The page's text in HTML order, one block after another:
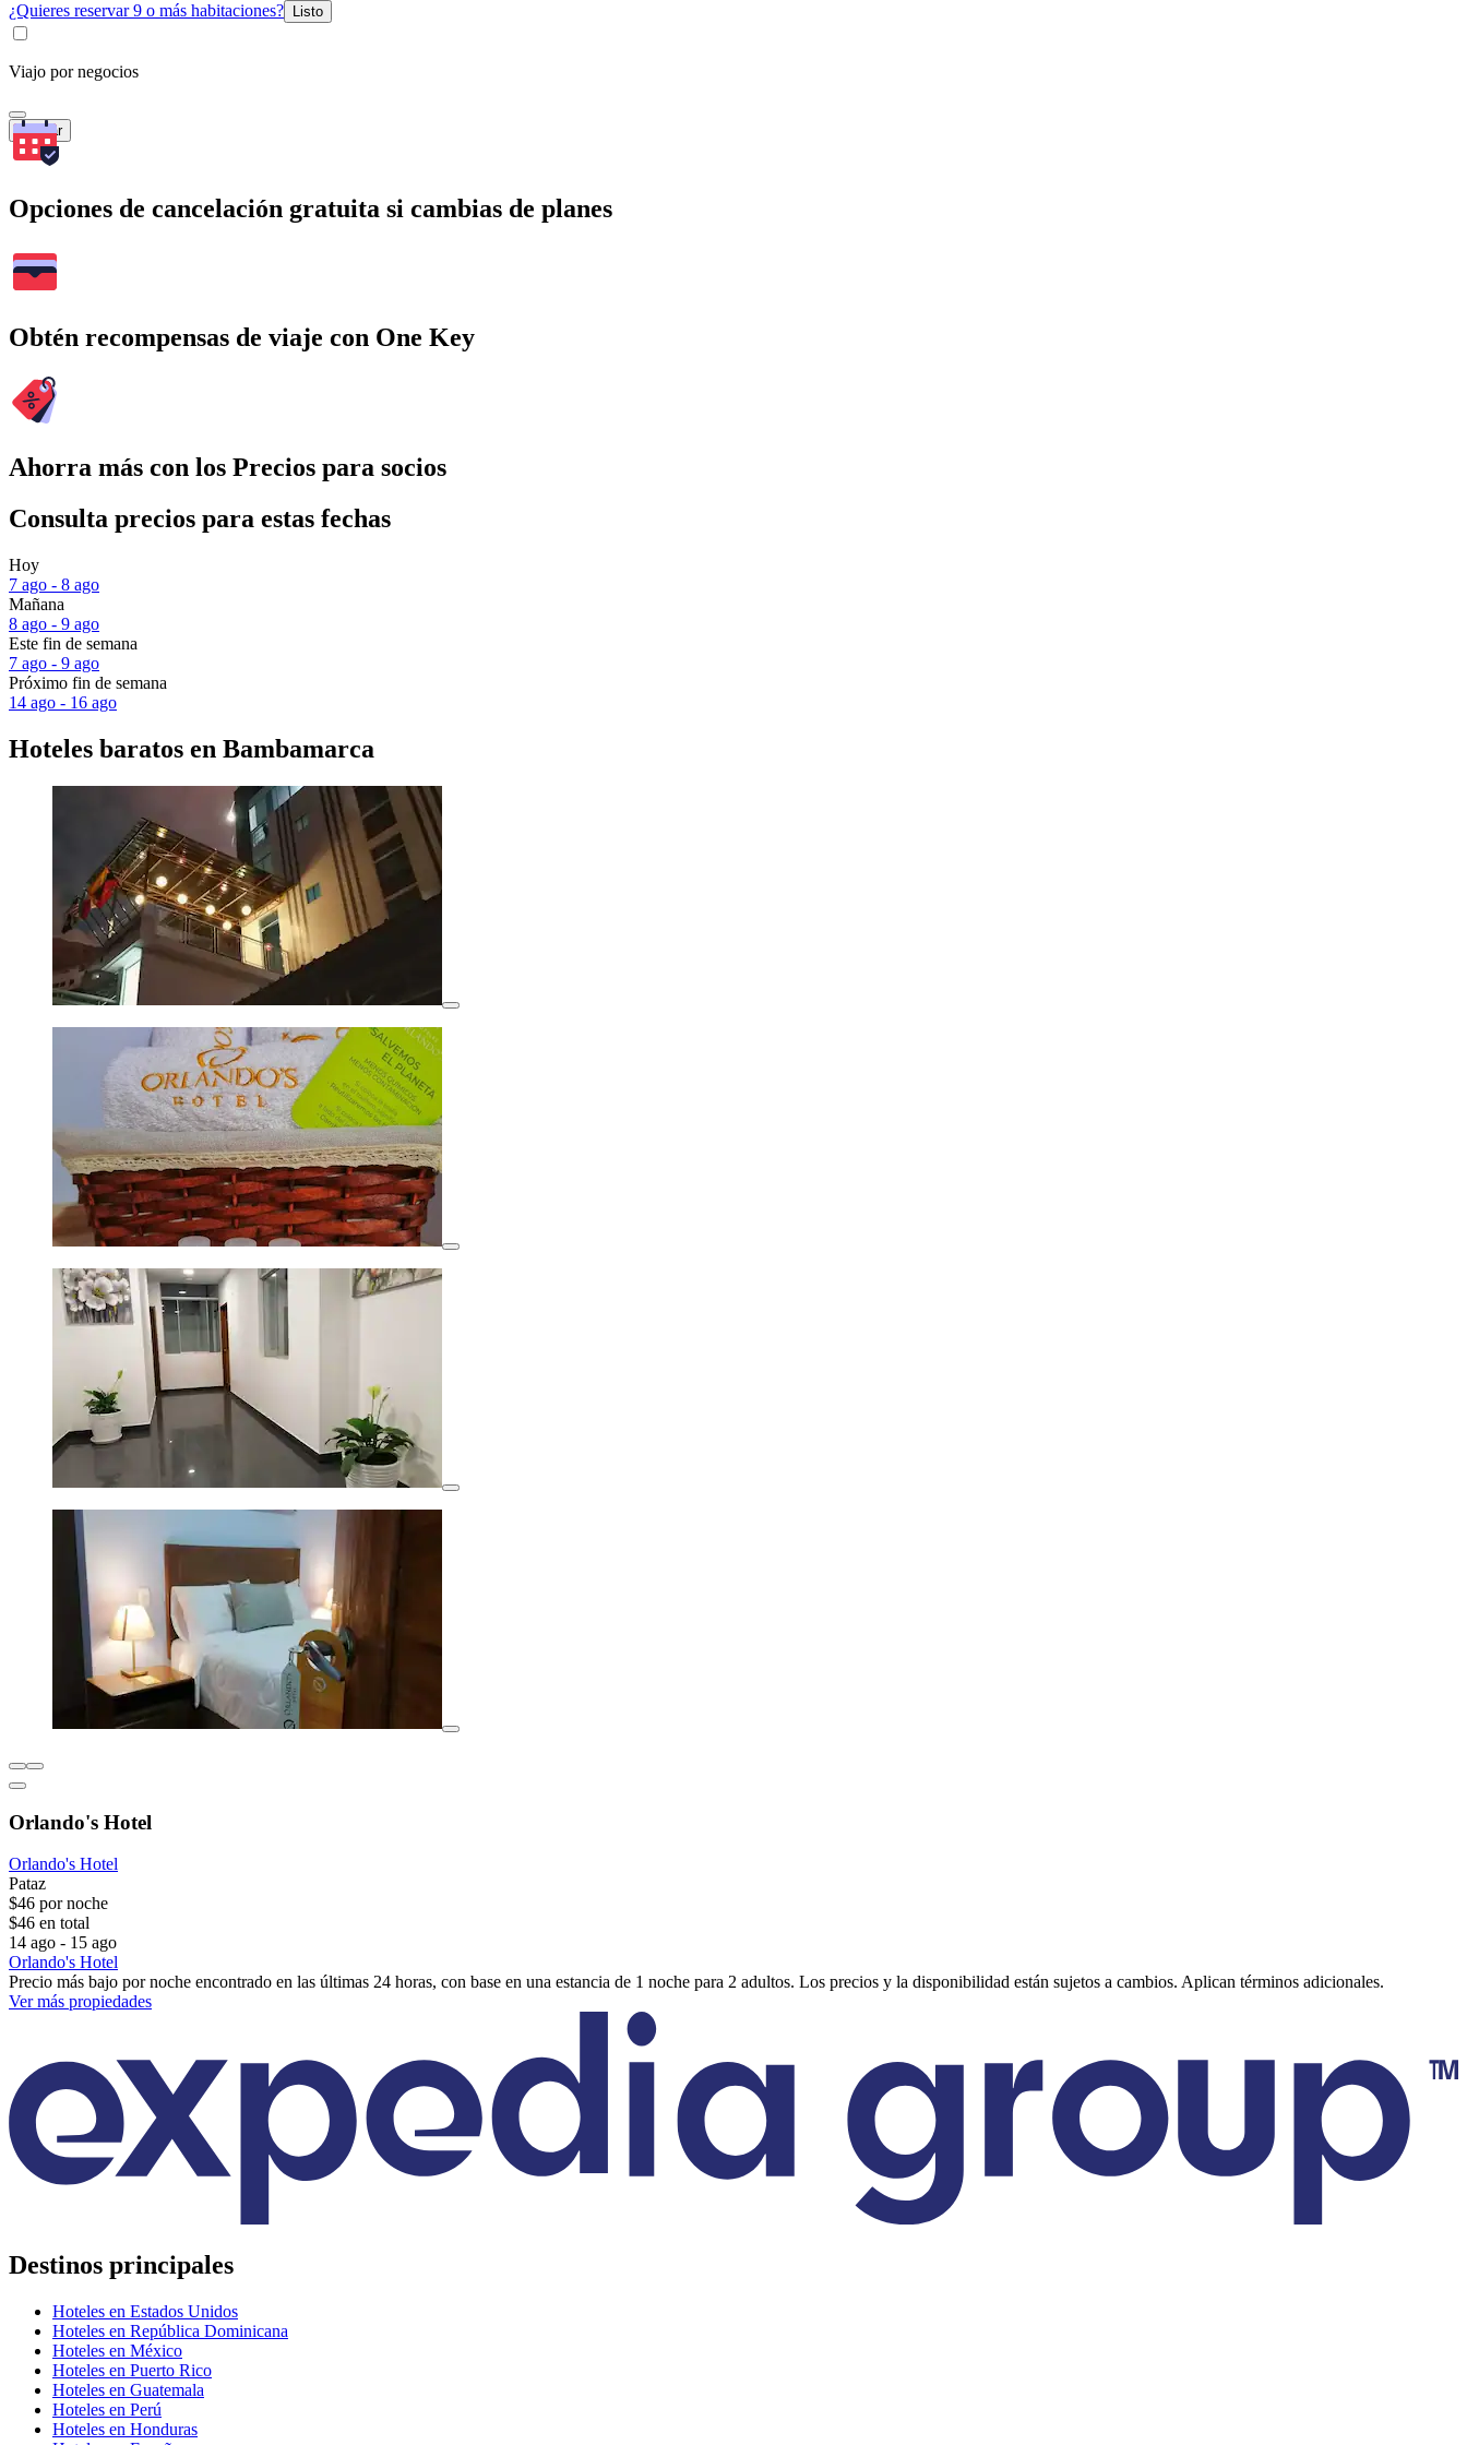
¿Quieres reservar 9 o más habitaciones? Listo
Viajo por negocios
Buscar
Opciones de cancelación gratuita si cambias de planes
Obtén recompensas de viaje con One Key
Ahorra más con los Precios para socios
Consulta precios para estas fechas
Hoy
7 ago - 8 ago
Mañana
8 ago - 9 ago
Este fin de semana
7 ago - 9 ago
Próximo fin de semana
14 ago - 16 ago
Hoteles baratos en Bambamarca
Orlando's Hotel
Orlando's Hotel
Pataz
$46 por noche
$46 en total
14 ago - 15 ago
Orlando's Hotel
Precio más bajo por noche encontrado en las últimas 24 horas, con base en una estancia de 1 noche para 2 adultos. Los precios y la disponibilidad están sujetos a cambios. Aplican términos adicionales.
Ver más propiedades
Destinos principales
Hoteles en Estados Unidos
Hoteles en República Dominicana
Hoteles en México
Hoteles en Puerto Rico
Hoteles en Guatemala
Hoteles en Perú
Hoteles en Honduras